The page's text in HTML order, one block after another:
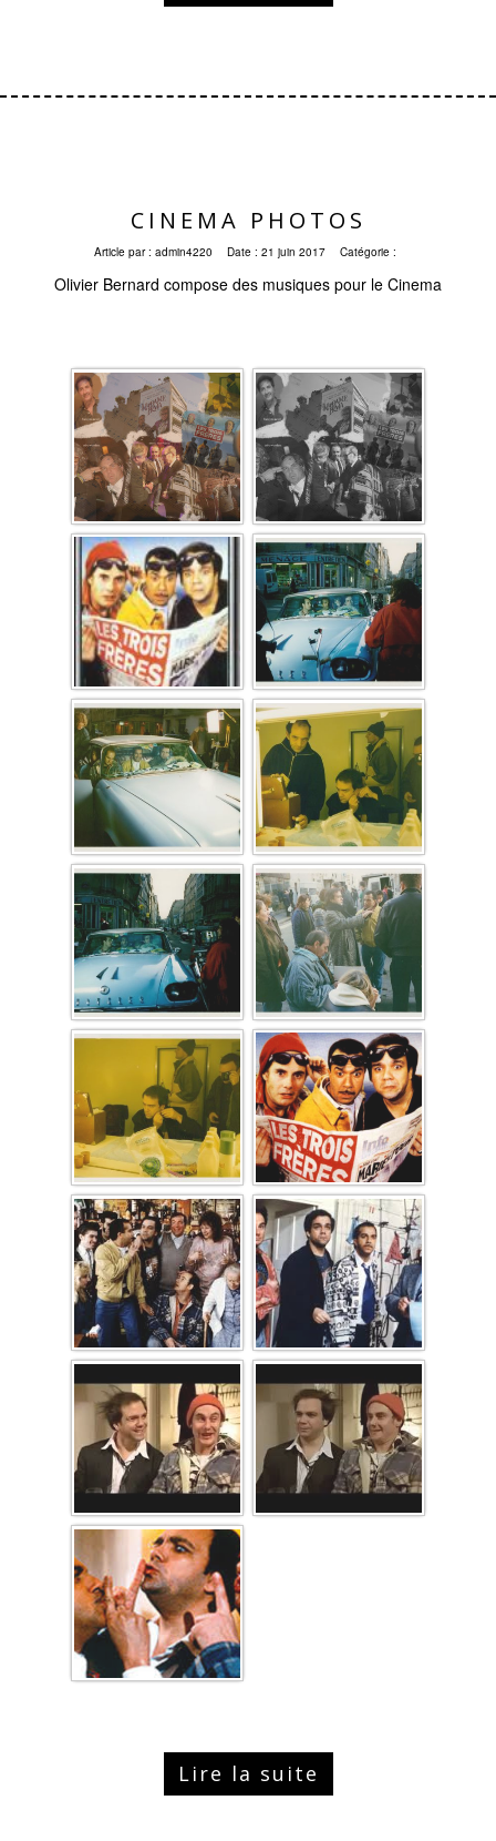
CINEMA PHOTOS
Article par : admin4220 Date : 21 juin 2017 Catégorie :
Olivier Bernard compose des musiques pour le Cinema
Lire la suite